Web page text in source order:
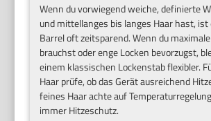
Wenn du vorwiegend weiche, definierte
und mittellanges bis langes Haar hast, ist
Barrel oft zeitsparend. Wenn du
brauchst oder enge Locken bevorzugst,
einem klassischen Lockenstab flexibler.
Haar prüfe, ob das Gerät ausreichend
feines Haar achte auf
immer Hitzeschutz.